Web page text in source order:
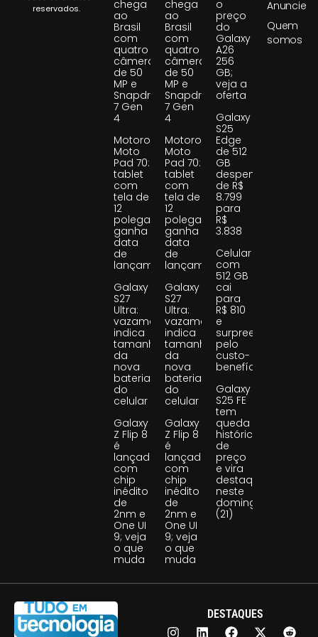
reservados.
chega
ao
Brasil
com
quatro
câmeras
de 50
MP e
Snapdragon
7 Gen
4
Motorola
Moto
Pad 70:
tablet
com
tela de
12
polegadas
ganha
data
de
lançamento
Galaxy
S27
Ultra:
vazamento
indica
tamanho
da
nova
bateria
do
celular
Galaxy
Z Flip 8
é
lançado
com
chip
inédito
de
2nm e
One UI
9; veja
o que
muda
chega
ao
Brasil
com
quatro
câmeras
de 50
MP e
Snapdragon
7 Gen
4
Motorola
Moto
Pad 70:
tablet
com
tela de
12
polegadas
ganha
data
de
lançamento
Galaxy
S27
Ultra:
vazamento
indica
tamanho
da
nova
bateria
do
celular
Galaxy
Z Flip 8
é
lançado
com
chip
inédito
de
2nm e
One UI
9; veja
o que
muda
o
preço
do
Galaxy
A26
256
GB;
veja a
oferta
Galaxy
S25
Edge
de 512
GB
despenca
de R$
8.799
para
R$
3.838
Celular
com
512 GB
cai
para
R$ 810
e
surpreende
pelo
custo-
benefício
Galaxy
S25 FE
tem
queda
histórica
de
preço
e vira
destaque
neste
domingo
(21)
Anuncie
Quem
somos
DESTAQUES